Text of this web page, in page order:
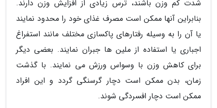
شدت کم وزن باشند، ترس زیادی از افزایش وزن دارند.
بنابراین آنها ممکن است مصرف غذای خود را محدود نمایند
یا آن را به وسیله رفتارهای پاکسازی مختلف مانند استفراغ
اجباری یا استفاده از ملین ها جبران نمایند. بعضی دیگر
برای کاهش وزن با وسواس ورزش می نمایند. با گذشت
زمان، بدن ممکن است دچار گرسنگی گردد و این افراد
ممکن است دچار افسردگی شوند.